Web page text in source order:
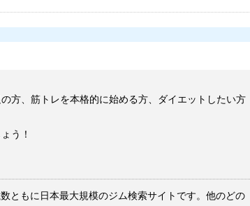
方、筋トレを本格的に始める方、ダイエットしたい方
う！
ともに日本最大規模のジム検索サイトです。他のどの